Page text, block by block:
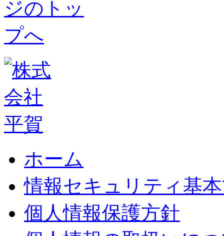
ホーム
情報セキュリティ基
個人情報保護方針